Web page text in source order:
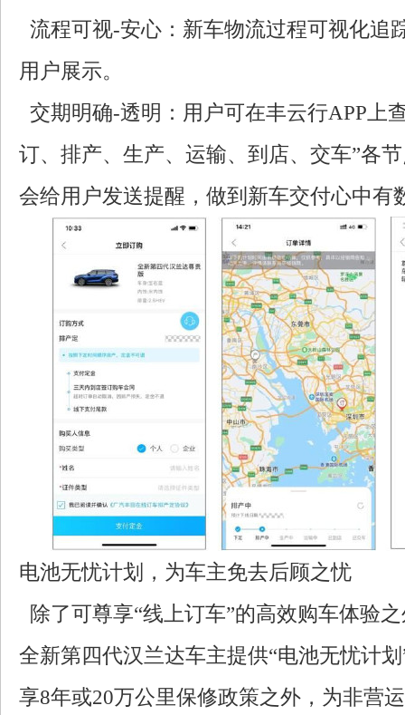
流程可视-安心：新车物流过程可视化追
用户展示。
交期明确-透明：用户可在丰云行APP上
订、排产、生产、运输、到店、交车”各
会给用户发送提醒，做到新车交付心中有
电池无忧计划，为车主免去后顾之忧
除了可尊享“线上订车”的高效购车体验
全新第四代汉兰达车主提供“电池无忧计
享8年或20万公里保修政策之外，为非营